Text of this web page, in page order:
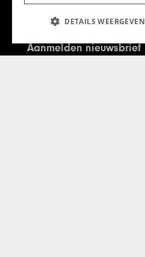
Aanmelden nieuwsbrief
DETAILS WEERGEVEN